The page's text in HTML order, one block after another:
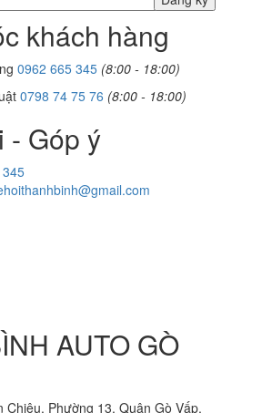
khách hàng
0962 665 345 (8:00 - 18:00)
0798 74 75 76 (8:00 - 18:00)
- Góp ý
AUTO GÒ
Chiêu. Phường 13. Quận Gò Vấp.